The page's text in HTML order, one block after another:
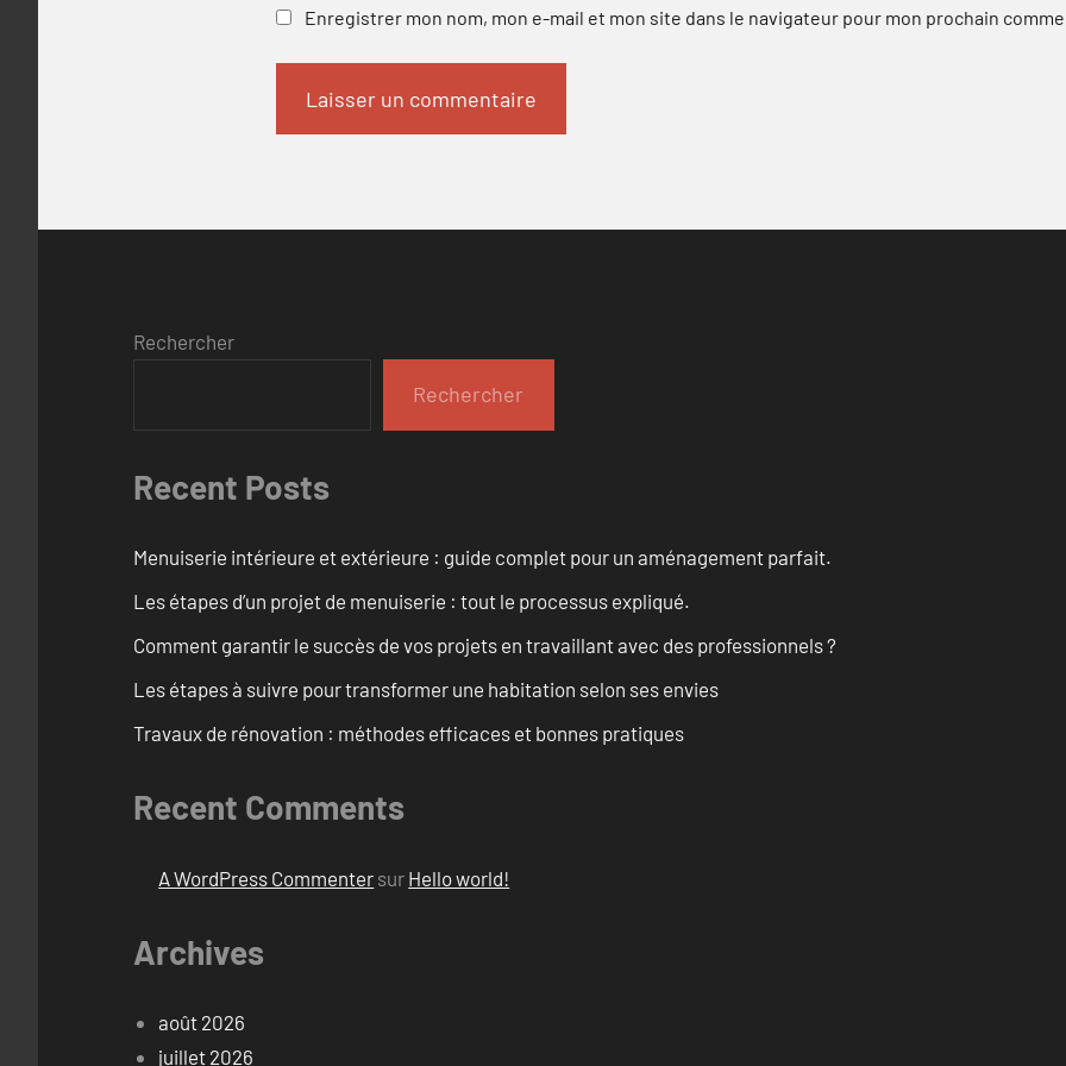
Enregistrer mon nom, mon e-mail et mon site dans le navigateur pour mon prochain
Rechercher
Rechercher
Recent Posts
Menuiserie intérieure et extérieure : guide complet pour un aménagement parfait.
Les étapes d’un projet de menuiserie : tout le processus expliqué.
Comment garantir le succès de vos projets en travaillant avec des professionnels ?
Les étapes à suivre pour transformer une habitation selon ses envies
Travaux de rénovation : méthodes efficaces et bonnes pratiques
Recent Comments
A WordPress Commenter sur Hello world!
Archives
août 2026
juillet 2026